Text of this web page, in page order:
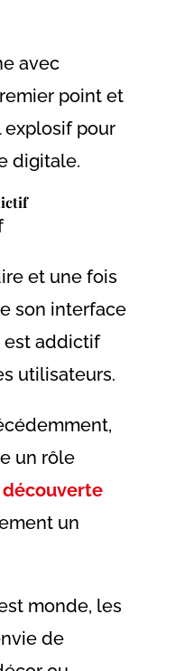
avec
point et
explosif pour
digitale.
et une fois
son interface
est addictif
utilisateurs.
un rôle
découverte
un
monde, les
de